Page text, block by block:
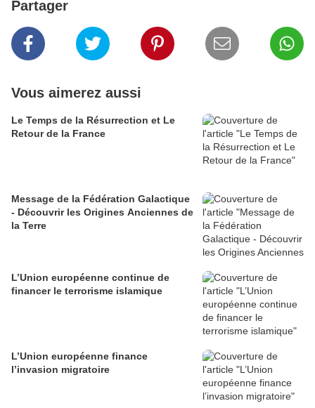
Partager
Vous aimerez aussi
Le Temps de la Résurrection et Le
Retour de la France
Message de la Fédération Galactique
- Découvrir les Origines Anciennes de
la Terre
L’Union européenne continue de
financer le terrorisme islamique
L’Union européenne finance
l’invasion migratoire